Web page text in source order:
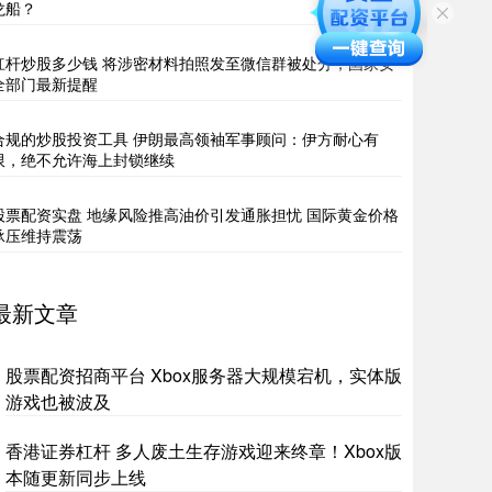
船？
杆炒股多少钱 将涉密材料拍照发至微信群被处分，国家安
部门最新提醒
规的炒股投资工具 伊朗最高领袖军事顾问：伊方耐心有
，绝不允许海上封锁继续
票配资实盘 地缘风险推高油价引发通胀担忧 国际黄金价格
压维持震荡
新文章
股票配资招商平台 Xbox服务器大规模宕机，实体版
游戏也被波及
香港证券杠杆 多人废土生存游戏迎来终章！Xbox版
本随更新同步上线